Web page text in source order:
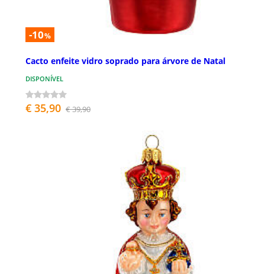
-10%
Cacto enfeite vidro soprado para árvore de Natal
DISPONÍVEL
€ 35,90 € 39,90